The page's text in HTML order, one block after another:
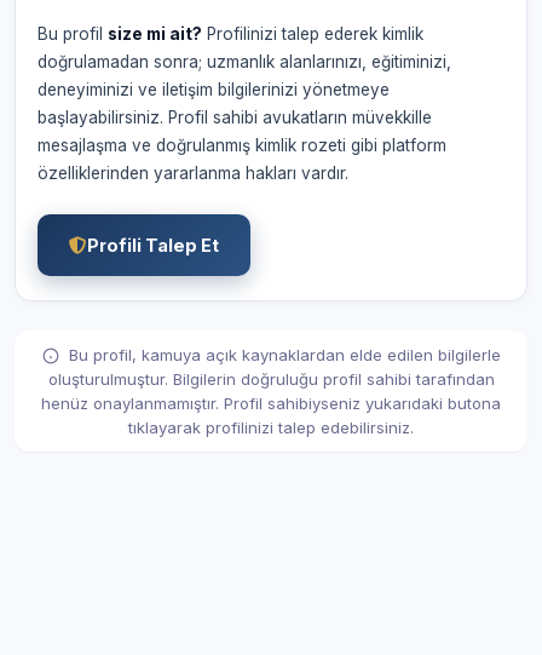
Bu profil size mi ait? Profilinizi talep ederek kimlik
doğrulamadan sonra; uzmanlık alanlarınızı, eğitiminizi,
deneyiminizi ve iletişim bilgilerinizi yönetmeye
başlayabilirsiniz. Profil sahibi avukatların müvekkille
mesajlaşma ve doğrulanmış kimlik rozeti gibi platform
özelliklerinden yararlanma hakları vardır.
Profili Talep Et
Bu profil, kamuya açık kaynaklardan elde edilen bilgilerle
oluşturulmuştur. Bilgilerin doğruluğu profil sahibi tarafından
henüz onaylanmamıştır. Profil sahibiyseniz yukarıdaki butona
tıklayarak profilinizi talep edebilirsiniz.